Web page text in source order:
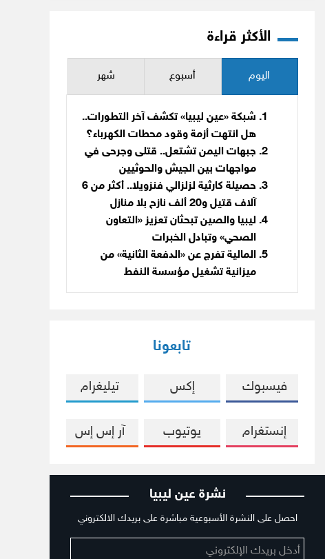
الأكثر قراءة
اليوم أسبوع شهر
شبكة «عين ليبيا» تكشف آخر التطورات..
هل انتهت أزمة وقود محطات الكهرباء؟
جبهات اليمن تشتعل.. قتلى وجرحى في
مواجهات بين الجيش والحوثيين
حصيلة كارثية لزلزالي فنزويلا.. أكثر من 6
آلاف قتيل و20 ألف نازح بلا منازل
ليبيا والصين تبحثان تعزيز «التعاون
الصحي» وتبادل الخبرات
المالية تفرج عن «الدفعة الثانية» من
ميزانية تشغيل مؤسسة النفط
تابعونا
فيسبوك إكس تيليغرام
إنستغرام يوتيوب آر إس إس
نشرة عين ليبيا
احصل على النشرة الأسبوعية مباشرة على بريدك الالكتروني